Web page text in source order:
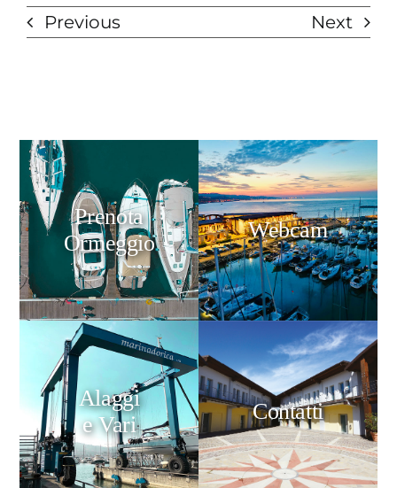
Previous Next
Prenota
Ormeggio
Webcam
Alaggi
e Vari
Contatti